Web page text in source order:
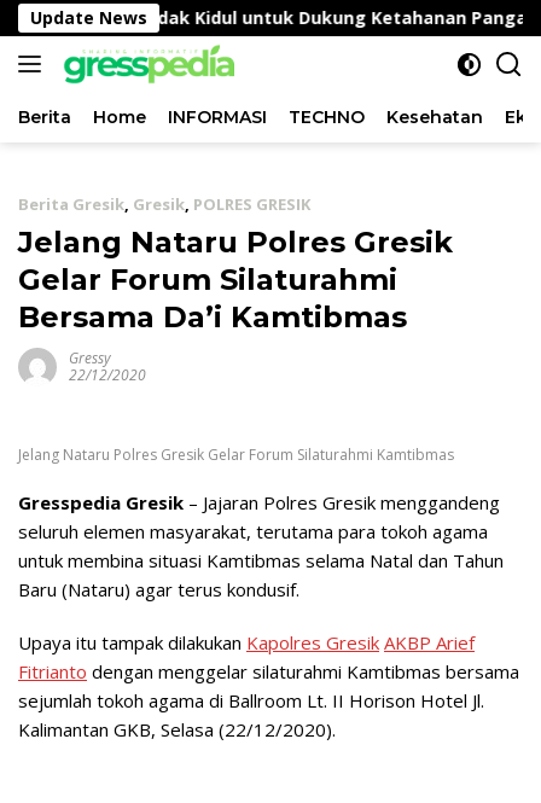
Langsung
ke
konten
Update News
Ikan di Wadak Kidul untuk Dukung Ketahanan Pangan
Berita Home INFORMASI TECHNO Kesehatan
Berita Gresik, Gresik, POLRES GRESIK
Jelang Nataru Polres Gresik
Gelar Forum Silaturahmi
Bersama Da’i Kamtibmas
Gressy
22/12/2020
Jelang Nataru Polres Gresik Gelar Forum Silaturahmi Kamtibmas
Gresspedia Gresik – Jajaran Polres Gresik menggandeng
seluruh elemen masyarakat, terutama para tokoh agama
untuk membina situasi Kamtibmas selama Natal dan Tahun
Baru (Nataru) agar terus kondusif.
Upaya itu tampak dilakukan Kapolres Gresik AKBP Arief
Fitrianto dengan menggelar silaturahmi Kamtibmas bersama
sejumlah tokoh agama di Ballroom Lt. II Horison Hotel Jl.
Kalimantan GKB, Selasa (22/12/2020).